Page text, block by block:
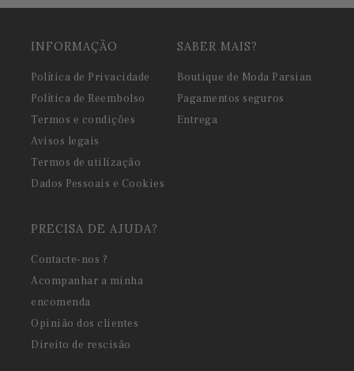
INFORMAÇÃO
Política de Privacidade
Política de Reembolso
Termos e condições
Avisos legais
Termos de utilização
Dados Pessoais e Cookies
SABER MAIS?
Boutique de Moda Parsian
Pagamentos seguros
Entrega
PRECISA DE AJUDA?
Contacte-nos ?
Acompanhar a minha
encomenda
Opinião dos clientes
Direito de rescisão